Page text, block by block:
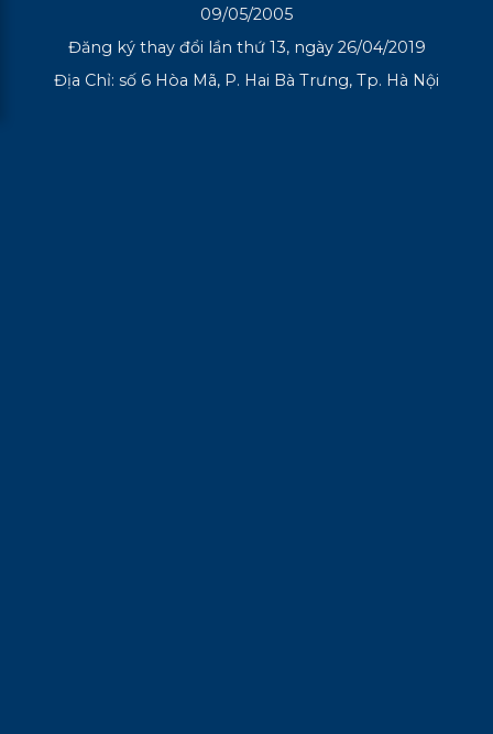
09/05/2005
Đăng ký thay đổi lần thứ 13, ngày 26/04/2019
Địa Chỉ: số 6 Hòa Mã, P. Hai Bà Trưng, Tp. Hà Nội